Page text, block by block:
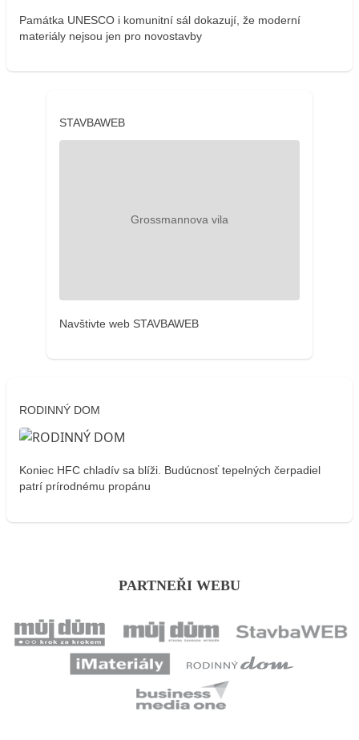
Památka UNESCO i komunitní sál dokazují, že moderní
materiály nejsou jen pro novostavby
STAVBAWEB
Navštivte web STAVBAWEB
RODINNÝ DOM
Koniec HFC chladív sa blíži. Budúcnosť tepelných čerpadiel
patrí prírodnému propánu
PARTNEŘI WEBU